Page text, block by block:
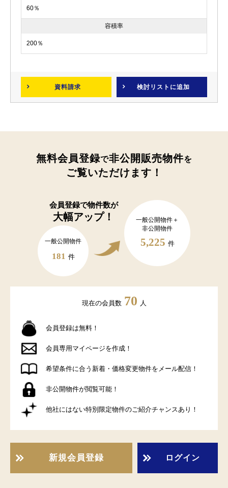
60％
容積率
200％
資料請求 検討リスト に追加
無料会員登録で非公開販売物件を
ご覧いただけます！
会員登録で物件数が
大幅アップ！
一般公開物件
181 件
一般公開物件＋
非公開物件
5,225 件
現在の会員数 70 人
会員登録は無料！
会員専用マイページを作成！
希望条件に合う新着・価格変更物件をメール配信！
非公開物件が閲覧可能！
他社にはない特別限定物件のご紹介チャンスあり！
新規会員登録 ログイン